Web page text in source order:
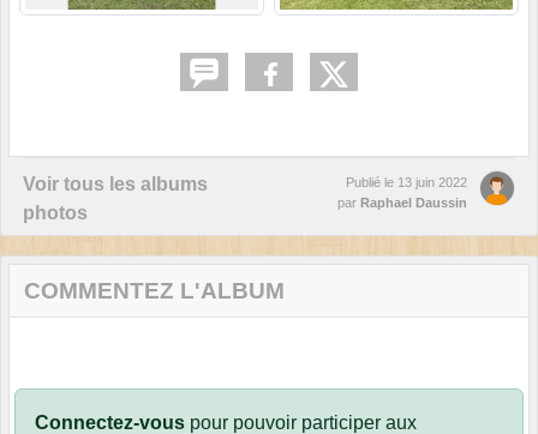
Voir tous les albums
photos
Publié le 13 juin 2022
par Raphael Daussin
COMMENTEZ L'ALBUM
Connectez-vous pour pouvoir participer aux